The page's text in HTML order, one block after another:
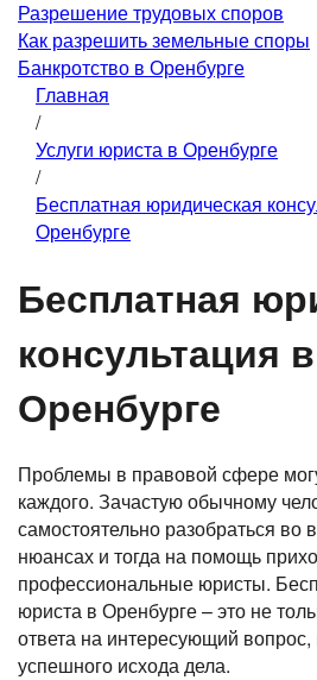
Разрешение трудовых споров
Как разрешить земельные споры
Банкротство в Оренбурге
Главная
/
Услуги юриста в Оренбурге
/
Бесплатная юридическая
Оренбурге
Бесплатная
консультация в
Оренбурге
Проблемы в правовой сфере
каждого. Зачастую обычному
самостоятельно разобраться во
нюансах и тогда на помощь
профессиональные юристы.
юриста в Оренбурге – это не
ответа на интересующий вопрос,
успешного исхода дела.